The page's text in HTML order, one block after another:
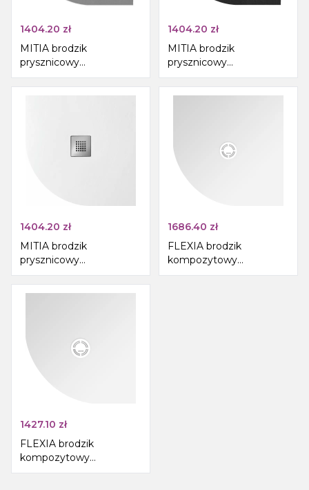
1404.20 zł
MITIA brodzik
prysznicowy
kompozytowy,
półokrągły 90x90cm,
1404.20 zł
MITIA brodzik
prysznicowy
kompozytowy,
półokrągły 90x90cm,
1404.20 zł
MITIA brodzik
prysznicowy
kompozytowy,
półokrągły 90x90cm,
1686.40 zł
FLEXIA brodzik
kompozytowy
półokrągły, z
1427.10 zł
FLEXIA brodzik
kompozytowy
półokrągły, z